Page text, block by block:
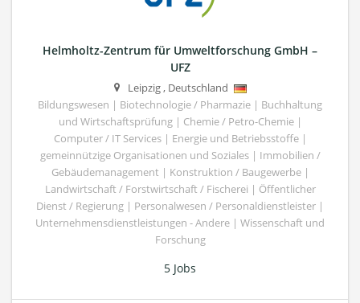
Helmholtz-Zentrum für Umweltforschung GmbH –
UFZ
Leipzig, Deutschland
Bildungswesen | Biotechnologie / Pharmazie | Buchhaltung
und Wirtschaftsprüfung | Chemie / Petro-Chemie |
Computer / IT Services | Energie und Betriebsstoffe |
gemeinnützige Organisationen und Soziales | Immobilien /
Gebäudemanagement | Konstruktion / Baugewerbe |
Landwirtschaft / Forstwirtschaft / Fischerei | Öffentlicher
Dienst / Regierung | Personalwesen / Personaldienstleister |
Unternehmensdienstleistungen - Andere | Wissenschaft und
Forschung
5 Jobs